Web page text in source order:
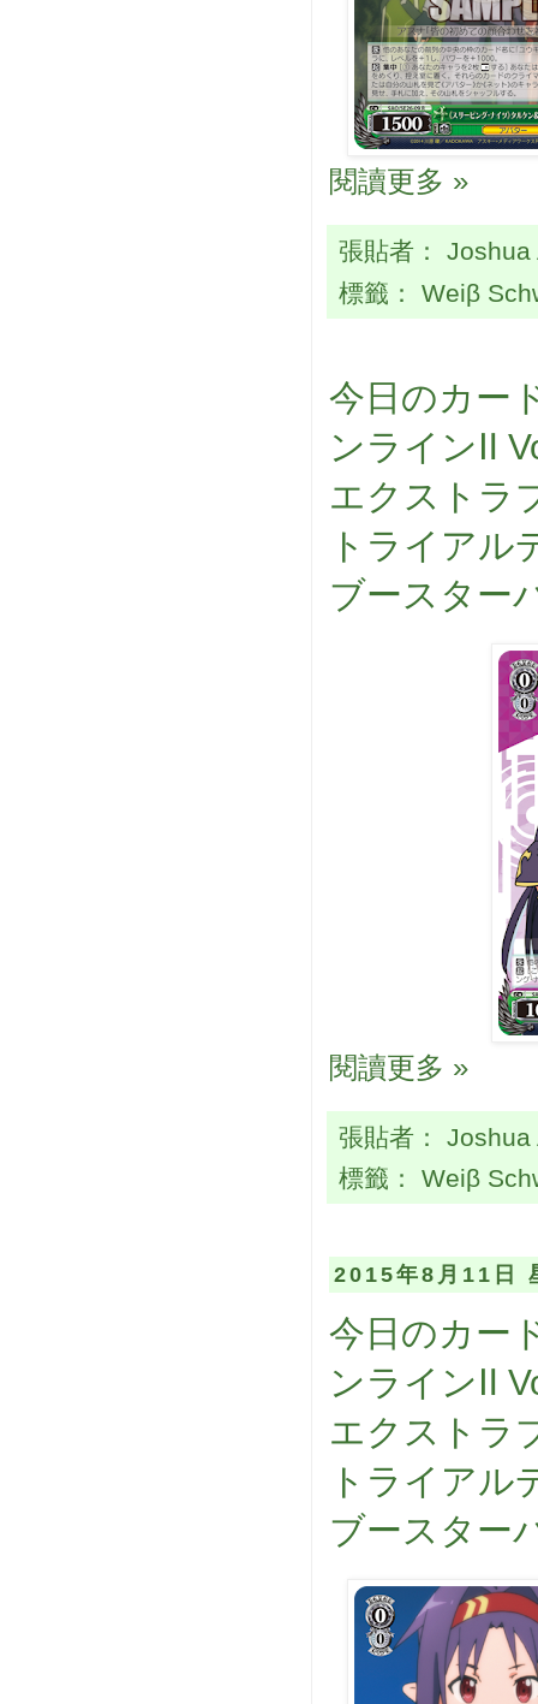
閱讀更多 »
張貼者：
標籤： Weiβ
今日のカー
ンラインⅡ
エクストラ
トライアル
ブースター
閱讀更多 »
張貼者：
標籤： Weiβ
2015年8月11日
今日のカー
ンラインⅡ
エクストラ
トライアル
ブースター